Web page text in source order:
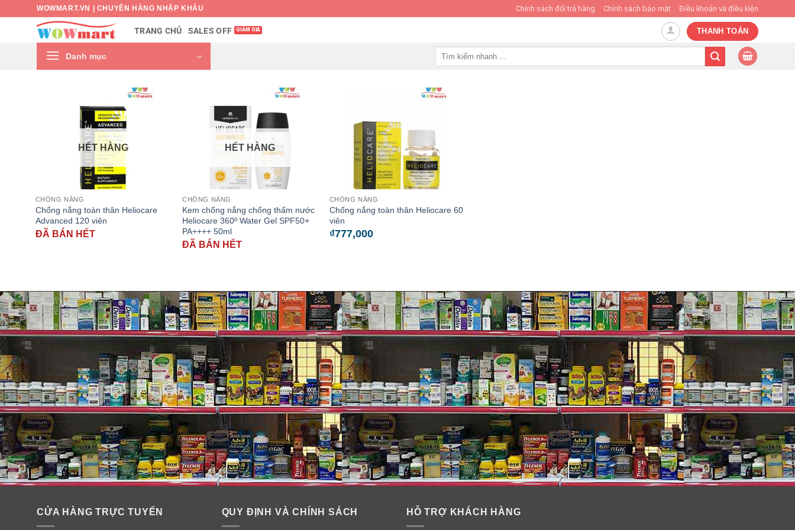
WOWMART.VN | CHUYÊN HÀNG NHẬP KHẨU Chính sách đổi trả hàng Chính sách bảo mật Điều khoản và điều kiện
TRANG CHỦ SALES OFF THANH TOÁN
Danh mục
HẾT HÀNG
CHỐNG NẮNG
Chống nắng toàn thân Heliocare
Advanced 120 viên
ĐÃ BÁN HẾT
HẾT HÀNG
CHỐNG NẮNG
Kem chống nắng chống thấm nước
Heliocare 360º Water Gel SPF50+
PA++++ 50ml
ĐÃ BÁN HẾT
CHỐNG NẮNG
Chống nắng toàn thân Heliocare 60
viên
₫777,000
CỬA HÀNG TRỰC TUYẾN QUY ĐỊNH VÀ CHÍNH SÁCH HỖ TRỢ KHÁCH HÀNG